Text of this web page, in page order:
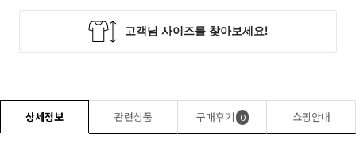
상세정보 관련상품 구매후기 0 쇼핑안내